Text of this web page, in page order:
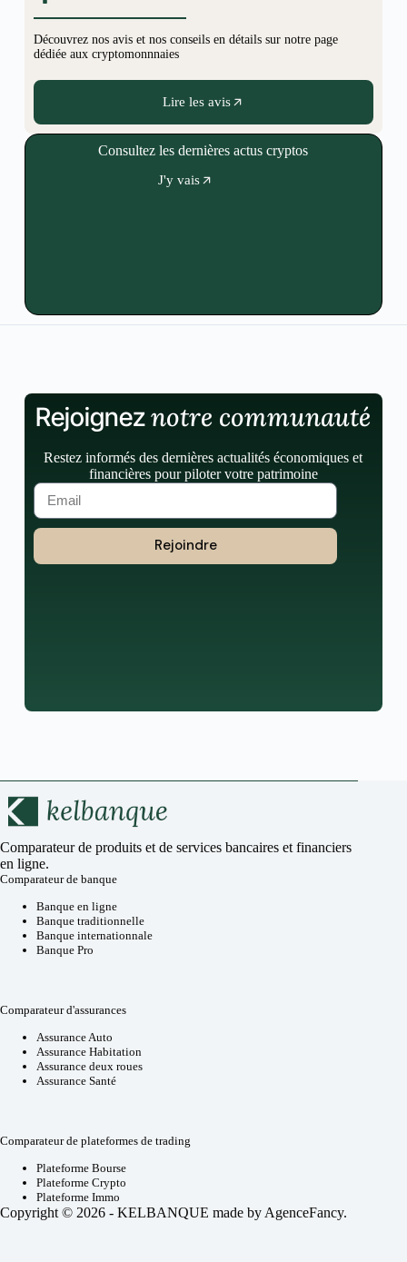
Découvrez nos avis et nos conseils en détails sur notre page
dédiée aux cryptomonnnaies
Lire les avis
Consultez les dernières actus cryptos
J'y vais
Rejoigneznotre communauté
Restez informés des dernières actualités économiques et
financières pour piloter votre patrimoine
Rejoindre
Comparateur de produits et de services bancaires et financiers
en ligne.
Comparateur de banque
Banque en ligne
Banque traditionnelle
Banque internationnale
Banque Pro
Comparateur d'assurances
Assurance Auto
Assurance Habitation
Assurance deux roues
Assurance Santé
Comparateur de plateformes de trading
Plateforme Bourse
Plateforme Crypto
Plateforme Immo
Copyright © 2026 - KELBANQUE made by AgenceFancy.